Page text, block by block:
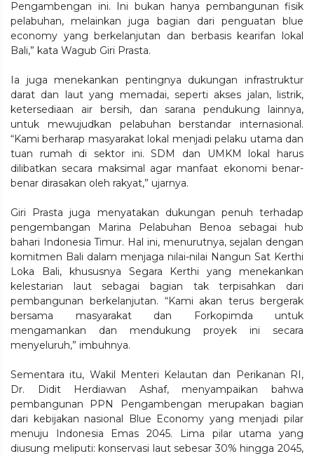
Pengambengan ini. Ini bukan hanya pembangunan fisik
pelabuhan, melainkan juga bagian dari penguatan blue
economy yang berkelanjutan dan berbasis kearifan lokal
Bali,” kata Wagub Giri Prasta.
Ia juga menekankan pentingnya dukungan infrastruktur
darat dan laut yang memadai, seperti akses jalan, listrik,
ketersediaan air bersih, dan sarana pendukung lainnya,
untuk mewujudkan pelabuhan berstandar internasional.
“Kami berharap masyarakat lokal menjadi pelaku utama dan
tuan rumah di sektor ini. SDM dan UMKM lokal harus
dilibatkan secara maksimal agar manfaat ekonomi benar-
benar dirasakan oleh rakyat,” ujarnya.
Giri Prasta juga menyatakan dukungan penuh terhadap
pengembangan Marina Pelabuhan Benoa sebagai hub
bahari Indonesia Timur. Hal ini, menurutnya, sejalan dengan
komitmen Bali dalam menjaga nilai-nilai Nangun Sat Kerthi
Loka Bali, khususnya Segara Kerthi yang menekankan
kelestarian laut sebagai bagian tak terpisahkan dari
pembangunan berkelanjutan. “Kami akan terus bergerak
bersama masyarakat dan Forkopimda untuk
mengamankan dan mendukung proyek ini secara
menyeluruh,” imbuhnya.
Sementara itu, Wakil Menteri Kelautan dan Perikanan RI,
Dr. Didit Herdiawan Ashaf, menyampaikan bahwa
pembangunan PPN Pengambengan merupakan bagian
dari kebijakan nasional Blue Economy yang menjadi pilar
menuju Indonesia Emas 2045. Lima pilar utama yang
diusung meliputi: konservasi laut sebesar 30% hingga 2045,